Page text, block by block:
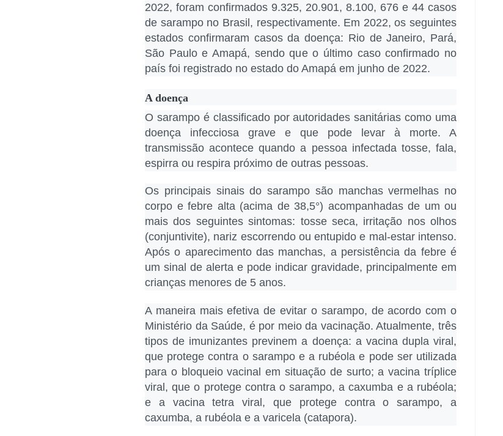
2022, foram confirmados 9.325, 20.901, 8.100, 676 e 44 casos
de sarampo no Brasil, respectivamente. Em 2022, os seguintes
estados confirmaram casos da doença: Rio de Janeiro, Pará,
São Paulo e Amapá, sendo que o último caso confirmado no
país foi registrado no estado do Amapá em junho de 2022.
A doença
O sarampo é classificado por autoridades sanitárias como uma
doença infecciosa grave e que pode levar à morte. A
transmissão acontece quando a pessoa infectada tosse, fala,
espirra ou respira próximo de outras pessoas.
Os principais sinais do sarampo são manchas vermelhas no
corpo e febre alta (acima de 38,5°) acompanhadas de um ou
mais dos seguintes sintomas: tosse seca, irritação nos olhos
(conjuntivite), nariz escorrendo ou entupido e mal-estar intenso.
Após o aparecimento das manchas, a persistência da febre é
um sinal de alerta e pode indicar gravidade, principalmente em
crianças menores de 5 anos.
A maneira mais efetiva de evitar o sarampo, de acordo com o
Ministério da Saúde, é por meio da vacinação. Atualmente, três
tipos de imunizantes previnem a doença: a vacina dupla viral,
que protege contra o sarampo e a rubéola e pode ser utilizada
para o bloqueio vacinal em situação de surto; a vacina tríplice
viral, que o protege contra o sarampo, a caxumba e a rubéola;
e a vacina tetra viral, que protege contra o sarampo, a
caxumba, a rubéola e a varicela (catapora).